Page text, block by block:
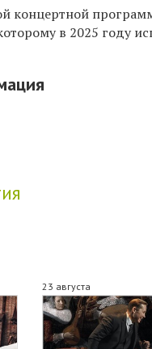
концертной
в 2025 году
23 августа